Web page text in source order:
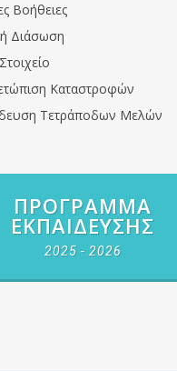
Βοήθειες
Διάσωση
Καταστροφών
Τετράποδων Μελών
ΠΡΌΓΡΑΜΜΑ
ΕΚΠΑΊΔΕΥΣΗΣ
2025 - 2026